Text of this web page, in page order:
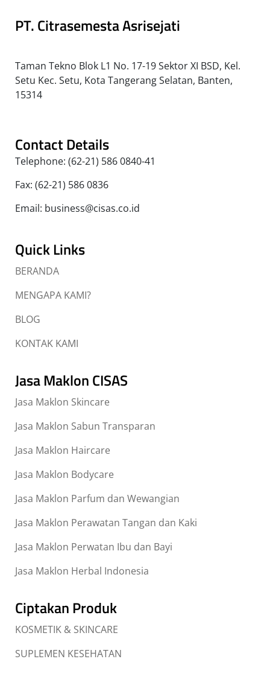
PT. Citrasemesta Asrisejati
Taman Tekno Blok L1 No. 17-19 Sektor XI BSD, Kel.
Setu Kec. Setu, Kota Tangerang Selatan, Banten,
15314
Contact Details
Telephone: (62-21) 586 0840-41
Fax: (62-21) 586 0836
Email: business@cisas.co.id
Quick Links
BERANDA
MENGAPA KAMI?
BLOG
KONTAK KAMI
Jasa Maklon CISAS
Jasa Maklon Skincare
Jasa Maklon Sabun Transparan
Jasa Maklon Haircare
Jasa Maklon Bodycare
Jasa Maklon Parfum dan Wewangian
Jasa Maklon Perawatan Tangan dan Kaki
Jasa Maklon Perwatan Ibu dan Bayi
Jasa Maklon Herbal Indonesia
Ciptakan Produk
KOSMETIK & SKINCARE
SUPLEMEN KESEHATAN